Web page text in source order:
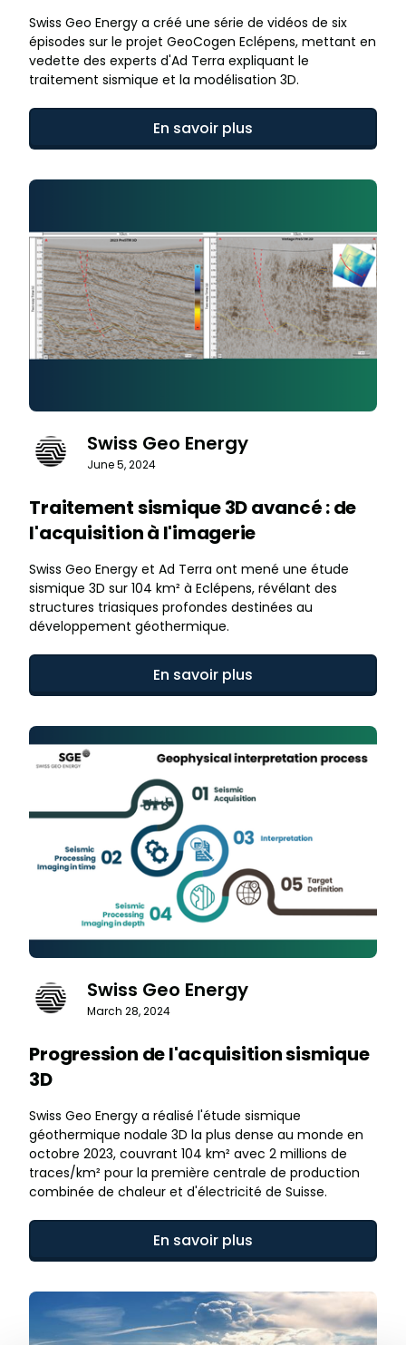
Swiss Geo Energy a créé une série de vidéos de six
épisodes sur le projet GeoCogen Eclépens, mettant en
vedette des experts d'Ad Terra expliquant le
traitement sismique et la modélisation 3D.
En savoir plus
Swiss Geo Energy
June 5, 2024
Traitement sismique 3D avancé : de
l'acquisition à l'imagerie
Swiss Geo Energy et Ad Terra ont mené une étude
sismique 3D sur 104 km² à Eclépens, révélant des
structures triasiques profondes destinées au
développement géothermique.
En savoir plus
Swiss Geo Energy
March 28, 2024
Progression de l'acquisition sismique
3D
Swiss Geo Energy a réalisé l'étude sismique
géothermique nodale 3D la plus dense au monde en
octobre 2023, couvrant 104 km² avec 2 millions de
traces/km² pour la première centrale de production
combinée de chaleur et d'électricité de Suisse.
En savoir plus